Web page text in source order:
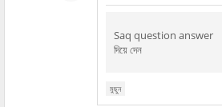
Saq question answer
দিয়ে দেন
মুছুন